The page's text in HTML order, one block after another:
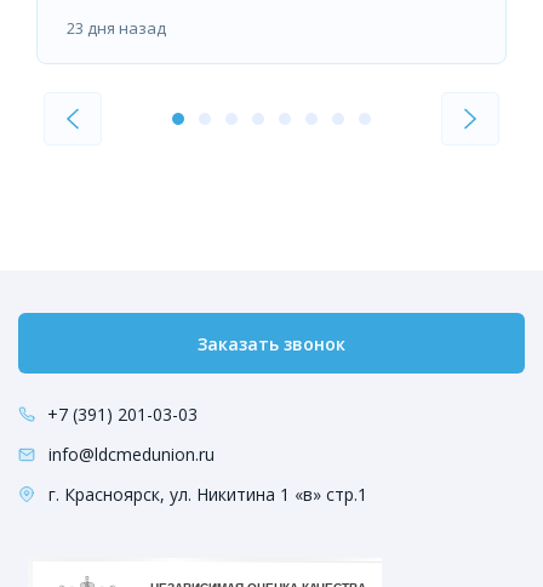
23 дня назад
Заказать звонок
+7 (391) 201-03-03
info@ldcmedunion.ru
г. Красноярск, ул. Никитина 1 «в» стр.1